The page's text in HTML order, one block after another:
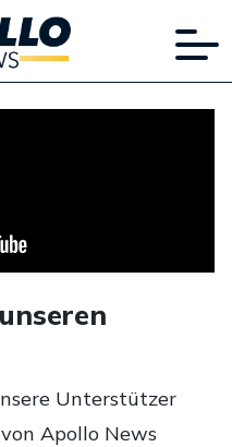
Unterstützer
Apollo News